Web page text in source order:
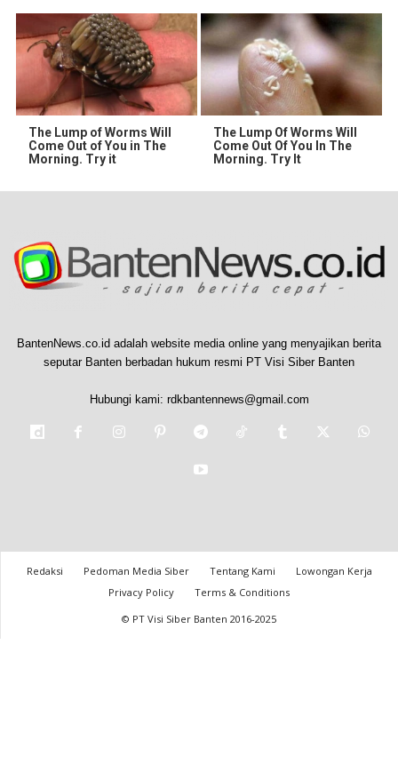
The Lump of Worms Will
Come Out of You in The
Morning. Try it
The Lump Of Worms Will
Come Out Of You In The
Morning. Try It
BantenNews.co.id adalah website media online yang menyajikan berita
seputar Banten berbadan hukum resmi PT Visi Siber Banten
Hubungi kami: rdkbantennews@gmail.com
Redaksi Pedoman Media Siber Tentang Kami
Lowongan Kerja
Privacy Policy
Terms & Conditions
© PT Visi Siber Banten 2016-2025